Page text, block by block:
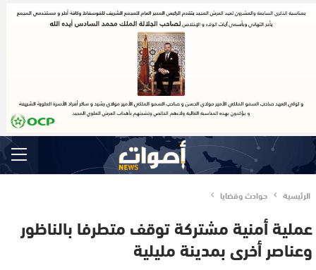
الرئيسية حوادث وقضايا
عملية أمنية مشتركة توقف متطرفا بالناظور
وعناصر أخرى بمدينة مليلية